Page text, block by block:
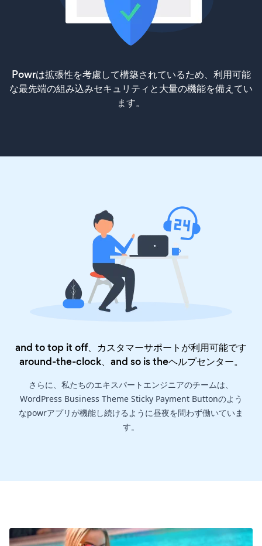
Powrは拡張性を考慮して構築されているため、利用可能
な最先端の組み込みセキュリティと大量の機能を備えてい
ます。
and to top it off、カスタマーサポートが利用可能です
around-the-clock、and so is theヘルプセンター。
さらに、私たちのエキスパートエンジニアのチームは、
WordPress Business Theme Sticky Payment Buttonのよう
なpowrアプリが機能し続けるように昼夜を問わず働いていま
す。